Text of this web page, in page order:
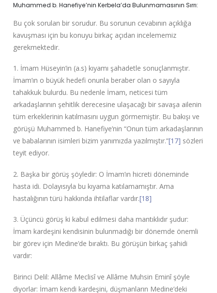
Muhammed b. Hanefiye’nin Kerbela’da Bulunmamasının Sırrı:
Bu çok sorulan bir sorudur. Bu sorunun cevabının açıklığa
kavuşması için bu konuyu birkaç açıdan incelememiz
gerekmektedir.
1. İmam Hüseyin’in (a.s) kıyamı şahadetle sonuçlanmıştır.
İmam’ın o büyük hedefi onunla beraber olan o sayıyla
tahakkuk bulurdu. Bu nedenle İmam, neticesi tüm
arkadaşlarının şehitlik derecesine ulaşacağı bir savaşa ailenin
tüm erkeklerinin katılmasını uygun görmemiştir. Bu bakışı ve
görüşü Muhammed b. Hanefiye’nin “Onun tüm arkadaşlarının
ve babalarının isimleri bizim yanımızda yazılmıştır.”[17] sözleri
teyit ediyor.
2. Başka bir görüş şöyledir: O İmam’ın hicreti döneminde
hasta idi. Dolayısıyla bu kıyama katılamamıştır. Ama
hastalığının türü hakkında ihtilaflar vardır.[18]
3. Üçüncü görüş ki kabul edilmesi daha mantıklıdır şudur:
İmam kardeşini kendisinin bulunmadığı bir dönemde önemli
bir görev için Medine’de bıraktı. Bu görüşün birkaç şahidi
vardır:
Birinci Delil: Allâme Meclisî ve Allâme Muhsin Eminî şöyle
diyorlar: İmam kendi kardeşini, düşmanların Medine’deki